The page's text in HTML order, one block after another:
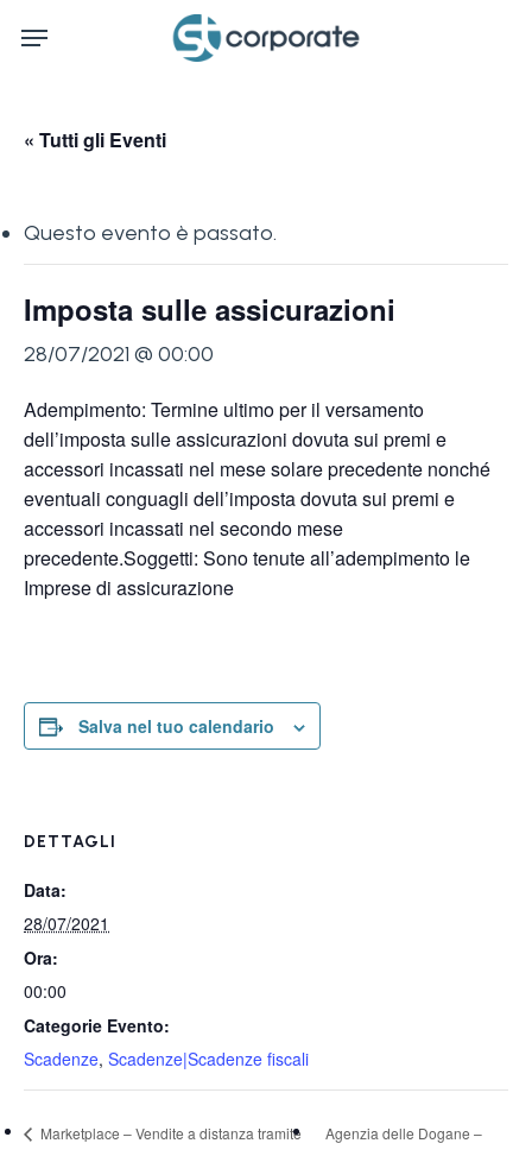
Menu
« Tutti gli Eventi
Questo evento è passato.
Imposta sulle assicurazioni
28/07/2021 @ 00:00
Adempimento: Termine ultimo per il versamento
dell’imposta sulle assicurazioni dovuta sui premi e
accessori incassati nel mese solare precedente nonché
eventuali conguagli dell’imposta dovuta sui premi e
accessori incassati nel secondo mese
precedente.Soggetti: Sono tenute all’adempimento le
Imprese di assicurazione
Salva nel tuo calendario
DETTAGLI
Data:
28/07/2021
Ora:
00:00
Categorie Evento:
Scadenze, Scadenze|Scadenze fiscali
Marketplace – Vendite a distanza tramite
Agenzia delle Dogane –